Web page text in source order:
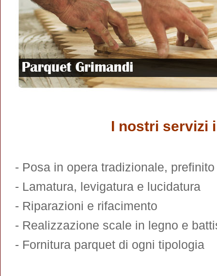
I nostri servizi
- Posa in opera tradizionale,
- Lamatura, levigatura e lucidatura
- Riparazioni e rifacimento
- Realizzazione scale in legno e
- Fornitura parquet di ogni tipologia